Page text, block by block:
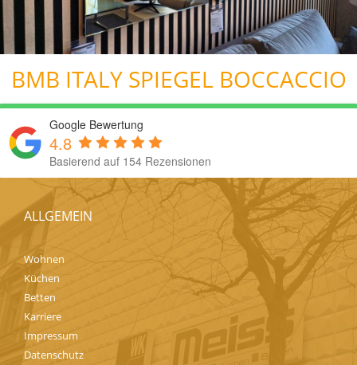
BMB ITALY SPIEGEL BOCCACCIO
Google Bewertung
4.8
Basierend auf 154 Rezensionen
ALLGEMEIN
Wohnen
Küchen
Betten
Karriere
Impressum
Datenschutz